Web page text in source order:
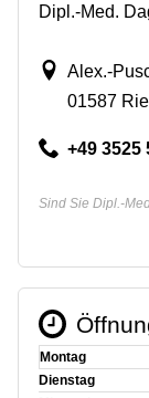
Dipl.-Med.
Alex.-
01587
+49 3525
Sind Sie Dipl.-
Montag
Dienstag